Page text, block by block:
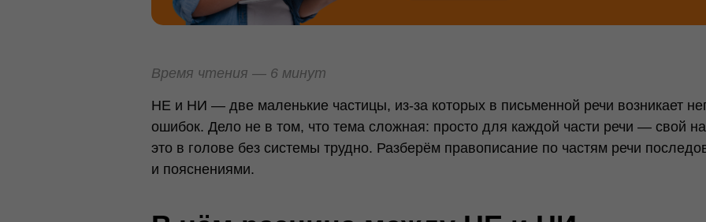
Время чтения — 6 минут
НЕ и НИ — две маленькие частицы, из-за которых в письменной речи возникает
ошибок. Дело не в том, что тема сложная: просто для каждой части речи — свой
это в голове без системы трудно. Разберём правописание по частям речи
и пояснениями.